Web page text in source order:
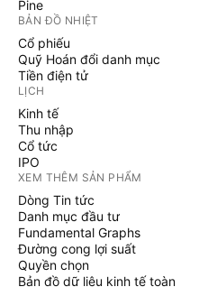
Pine
BẢN ĐỒ NHIỆT
Cổ phiếu
Quỹ Hoán đổi danh mục
Tiền điện tử
LỊCH
Kinh tế
Thu nhập
Cổ tức
IPO
XEM THÊM SẢN PHẨM
Dòng Tin tức
Danh mục đầu tư
Fundamental Graphs
Đường cong lợi suất
Quyền chọn
Bản đồ dữ liệu kinh tế toàn